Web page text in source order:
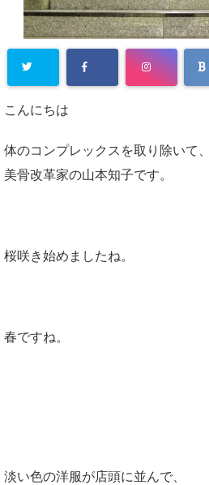
defined array
in/home/plu
sns-count-c
こんにちは
体のコンプレックスを取り除いて
美骨改革家の山本知子です。
桜咲き始めましたね。
春ですね。
淡い色の洋服が店頭に並んで、